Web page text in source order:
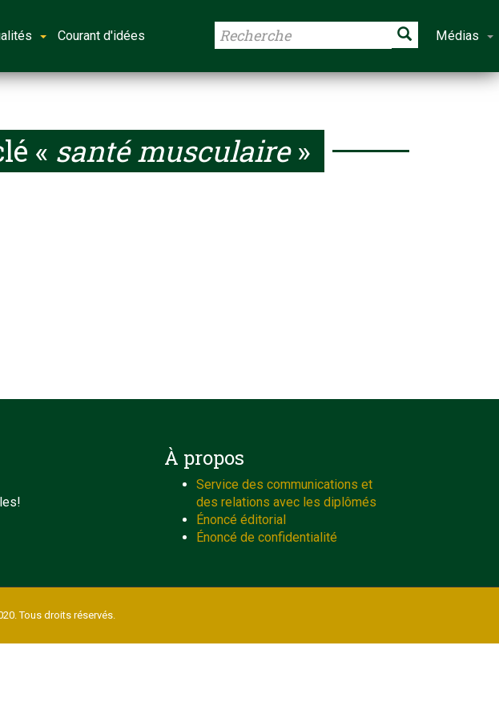
Courant d'idées Médias
« santé musculaire»
À propos
Service des communications et
des relations avec les diplômés
Énoncé éditorial
Énoncé de confidentialité
Tous droits réservés.